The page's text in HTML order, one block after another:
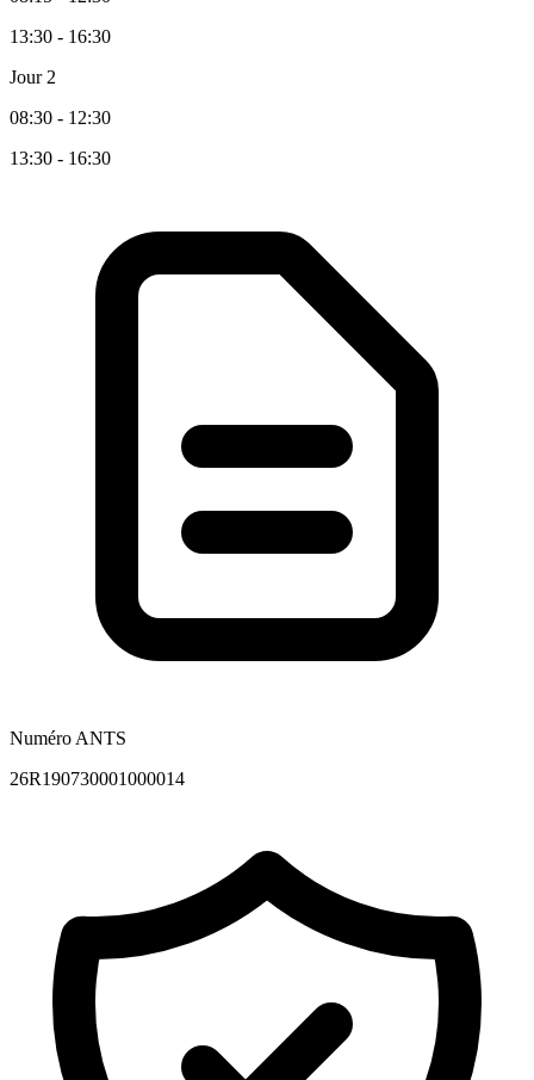
13:30 - 16:30
Jour 2
08:30 - 12:30
13:30 - 16:30
Numéro ANTS
26R190730001000014